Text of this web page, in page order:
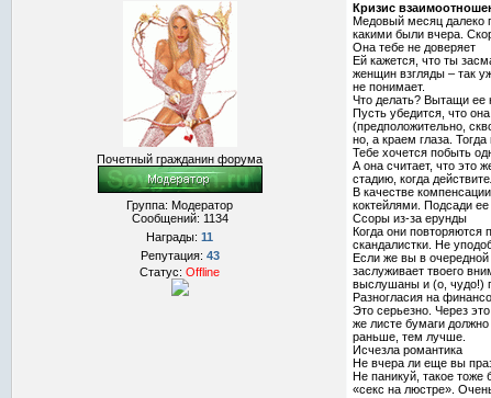
Почетный гражданин форума
Группа: Модератор
Сообщений: 1134
Награды: 11
Репутация: 43
Статус: Offline
Кризис
Медовый месяц далеко
какими были вчера.
Она тебе не доверяет
Ей кажется, что ты
женщин взгляды – так
не понимает.
Что делать? Вытащи ее
Пусть убедится, что
(предположительно,
но, а краем глаза.
Тебе хочется побыть
А она считает, что это
стадию, когда
В качестве
коктейлями. Подсади
Ссоры из-за ерунды
Когда они повторяются
скандалистки. Не
Если же вы в очередной
заслуживает твоего
выслушаны и (о, чудо!)
Разногласия на
Это серьезно. Через
же листе бумаги
раньше, тем лучше.
Исчезла романтика
Не вчера ли еще вы
Не паникуй, такое тоже
«секс на люстре».